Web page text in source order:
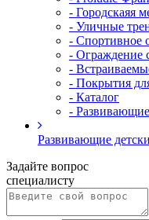
- Городскаяя
- Уличные
- Спортивное
- Ограждение
-
- Покрытия
- Каталог
-
Развивающие
Задайте вопрос
специалисту